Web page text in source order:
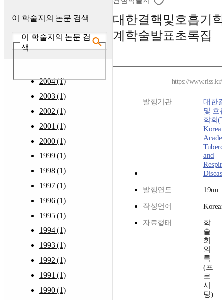
이 학술지의 논문 검색
이 학술지의 논문 검
색
2004 (1)
2003 (1)
2002 (1)
2001 (1)
2000 (1)
1999 (1)
1998 (1)
1997 (1)
1996 (1)
1995 (1)
1994 (1)
1993 (1)
1992 (1)
1991 (1)
1990 (1)
대한결핵및호흡기
계학술발표초록집
https://
발행기관
대한
및 호
학회
and
발행연도 19uu
작성언어
자료형태
학
술
회
의
록
(프
로
시
딩)